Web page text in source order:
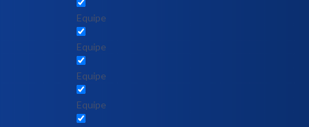
Equipe
Equipe
Equipe
Equipe